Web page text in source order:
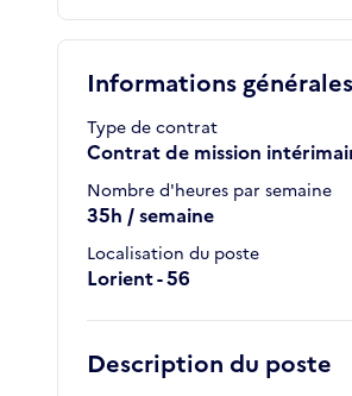
Informations générales
Type de contrat
Contrat de mission
Nombre d'heures par semaine
35h / semaine
Localisation du poste
Lorient - 56
Description du poste